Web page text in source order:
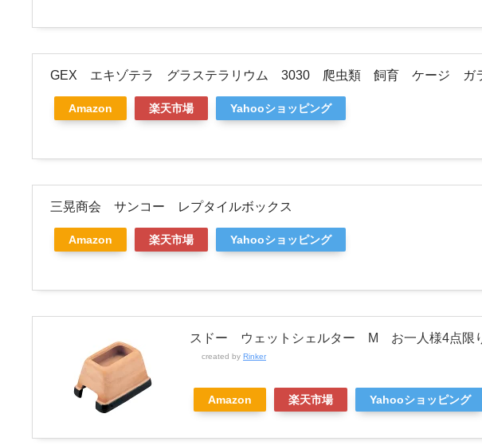
GEX エキゾテラ グラステラリウム 3030 爬虫類 飼育 ケージ ガ
Amazon 楽天市場 Yahooショッピング
三晃商会 サンコー レプタイルボックス
Amazon 楽天市場 Yahooショッピング
スドー ウェットシェルター M お一人様4点限
created by Rinker
Amazon 楽天市場 Yahooショッピング